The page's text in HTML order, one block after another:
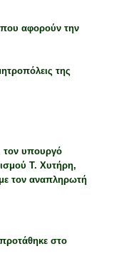
αφορούν την
της
τον υπουργό
Τ. Χυτήρη,
τον αναπληρωτή
στο